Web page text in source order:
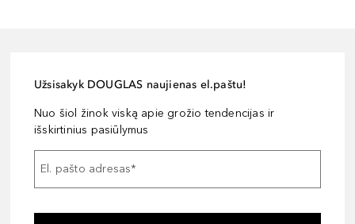
Užsisakyk DOUGLAS naujienas el.paštu!
Nuo šiol žinok viską apie grožio tendencijas ir
išskirtinius pasiūlymus
El. pašto adresas*